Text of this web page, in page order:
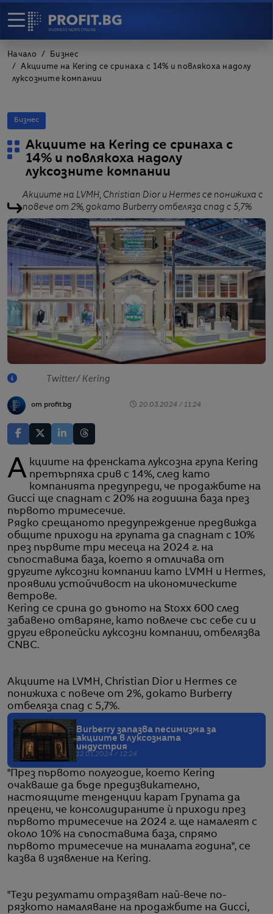
Начало
Бизнес
Акциите на Kering се сринаха с 14% и повлякоха надолу
луксозните компании
Бизнес
Акциите на Kering се сринаха с
14% и повлякоха надолу
луксозните компании
Акциите на LVMH, Christian Dior и Hermes се понижиха с
повече от 2%, докато Burberry отбеляза спад с 5,7%
Twitter/ Kering
от profit.bg 20.03.2024 / 11:24
Акциите на френската луксозна група Kering претърпяха срив с 14%, след като
компанията предупреди, че продажбите на
Gucci ще спаднат с 20% на годишна база през
първото тримесечие.
Рядко срещаното предупреждение предвижда
общите приходи на групата да спаднат с 10%
през първите три месеца на 2024 г. на
съпоставима база, което я отличава от
другите луксозни компании като LVMH и Hermes,
проявили устойчивост на икономическите
ветрове.
Kering се срина до дъното на Stoxx 600 след
забавено отваряне, като повлече със себе си и
други европейски луксозни компании, отбелязва
CNBC.
Акциите на LVMH, Christian Dior и Hermes се
понижиха с повече от 2%, докато Burberry
отбеляза спад с 5,7%.
Burberry запазва песимизма за
акциите в луксозната
индустрия
12.01.2024 / 12:24
"През първото полугодие, което Kering
очакваше да бъде предизвикателно,
настоящите тенденции карат Групата да
прецени, че консолидираните ѝ приходи през
първото тримесечие на 2024 г. ще намалеят с
около 10% на съпоставима база, спрямо
първото тримесечие на миналата година", се
казва в изявление на Kering.
"Тези резултати отразяват най-вече по-
рязкото намаляване на продажбите на Gucci,